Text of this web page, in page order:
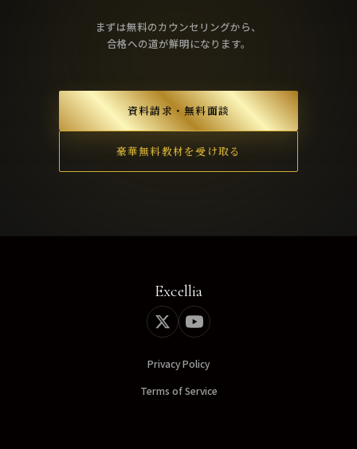
まずは無料のカウンセリングから、
合格への道が鮮明になります。
資料請求・無料面談
豪華無料教材を受け取る
Excellia
Privacy Policy
Terms of Service